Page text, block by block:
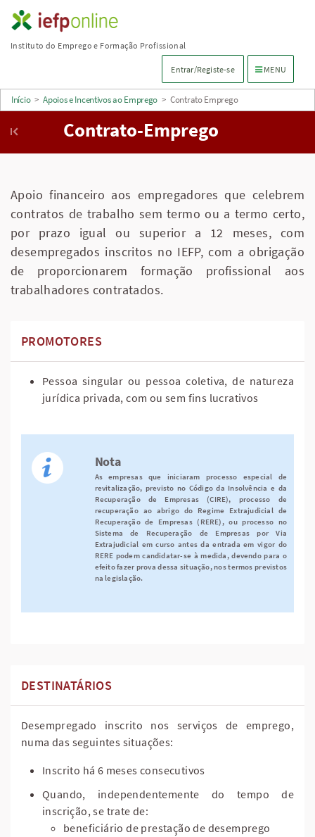
Saltar
para
principal
Instituto do Emprego e Formação Profissional
Entrar/Registe-se Menu de
MENU
Início > Apoios e Incentivos ao Emprego > Contrato Emprego
Contrato-Emprego
Apoio financeiro aos empregadores que celebrem
contratos de trabalho sem termo ou a termo certo,
por prazo igual ou superior a 12 meses, com
desempregados inscritos no IEFP, com a obrigação
de proporcionarem formação profissional aos
trabalhadores contratados.
PROMOTORES
Pessoa singular ou pessoa coletiva, de natureza
jurídica privada, com ou sem fins lucrativos
Nota
As empresas que iniciaram processo especial de
revitalização, previsto no Código da Insolvência e da
Recuperação de Empresas (CIRE), processo de
recuperação ao abrigo do Regime Extrajudicial de
Recuperação de Empresas (RERE), ou processo no
Sistema de Recuperação de Empresas por Via
Extrajudicial em curso antes da entrada em vigor do
RERE podem candidatar-se à medida, devendo para o
efeito fazer prova dessa situação, nos termos previstos
na legislação.
DESTINATÁRIOS
Desempregado inscrito nos serviços de emprego,
numa das seguintes situações:
Inscrito há 6 meses consecutivos
Quando, independentemente do tempo de
inscrição, se trate de:
beneficiário de prestação de desemprego